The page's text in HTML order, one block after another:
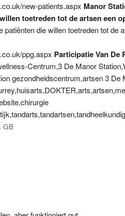
new-patients.aspx Manor
toetreden tot de artsen een
die willen toetreden tot de
ppg.aspx Participatie Van De
Centrum,3 De Manor
gezondheidscentrum,artsen 3 De
GB